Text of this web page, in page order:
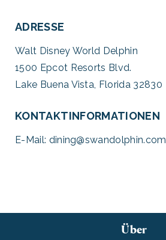
ADRESSE
Walt Disney World Delphin
1500 Epcot Resorts Blvd.
Lake Buena Vista, Florida 32830
KONTAKTINFORMATIONEN
E-Mail: dining@swandolphin.com
Über